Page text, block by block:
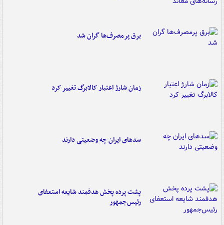
برق پرمصرف‌ها گران شد
زمان شارژ اعتبار کالابرگ تغییر کرد
سدهای ایران چه وضعیتی دارند
پشت پرده پخش هدفمند شایعه استعفای
رئیس‌جمهور